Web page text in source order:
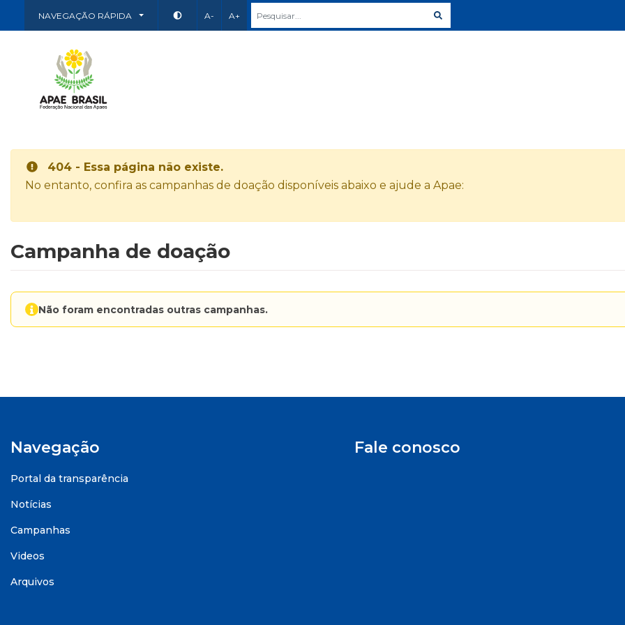
NAVEGAÇÃO RÁPIDA A- A+
404 - Essa página não existe.
No entanto, confira as campanhas de doação disponíveis abaixo e ajude a Apae:
Campanha de doação
Não foram encontradas outras campanhas.
Navegação
Portal da transparência
Notícias
Campanhas
Videos
Arquivos
Fale conosco